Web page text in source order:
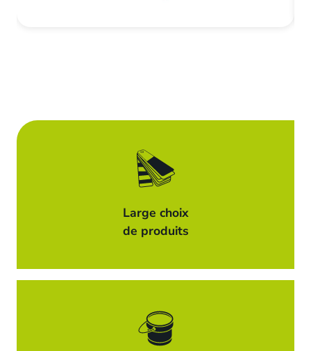
Large choix
de produits